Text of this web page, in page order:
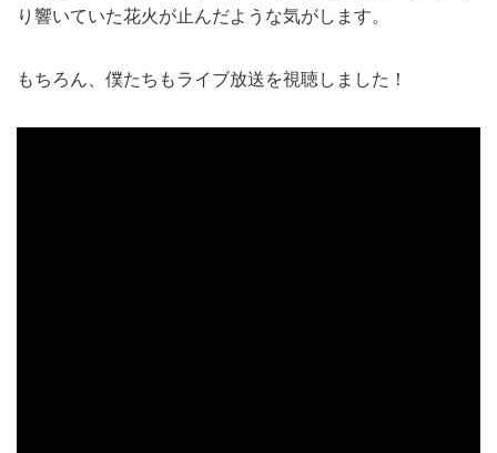
り響いていた花火が止んだような気がします。
もちろん、僕たちもライブ放送を視聴しました！